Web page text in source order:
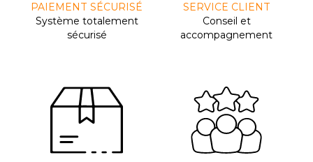
PAIEMENT SÉCURISÉ
Système totalement
sécurisé
SERVICE CLIENT
Conseil et
accompagnement